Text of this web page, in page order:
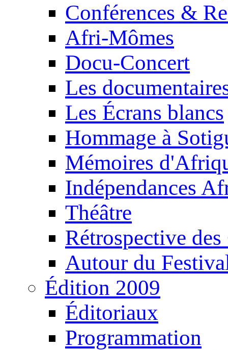
Conférences &
Afri-Mômes
Docu-Concert
Les
Les Écrans blancs
Hommage à
Mémoires
Indépendances
Théâtre
Rétrospective
Autour du
Édition 2009
Éditoriaux
Programmation